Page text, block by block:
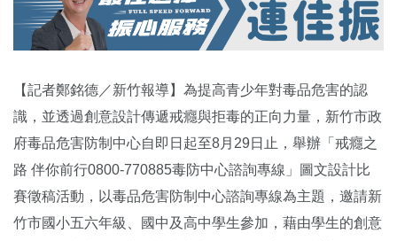
【記者鄭銘德／新竹報導】為提高青少年對毒品危害的認
識，並透過創意設計傳遞戒癮與拒毒的正向力量，新竹市政
府毒品危害防制中心自即日起至8月29日止，舉辦「戒癮之
路 伴你前行0800-770885毒防中心諮詢專線」圖文設計比
賽徵稿活動，以毒品危害防制中心諮詢專線為主題，邀請新
竹市國小五六年級、國中及高中學生參加，藉由學生的創意